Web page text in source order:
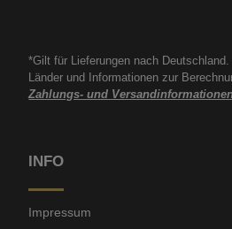
*Gilt für Lieferungen nach
Länder und Informationen zur
Zahlungs- und
INFO
Impressum